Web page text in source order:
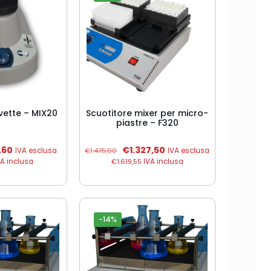
– MIX20
Il
prezzo
IVA esclusa
inclusa
Scuotitore mixer per micro-
piastre – F320
€1.475,00 Il
prezzo
€1.327,50 Il
prezzo
IVA esclusa
€1.619,55 IVA inclusa
-14%